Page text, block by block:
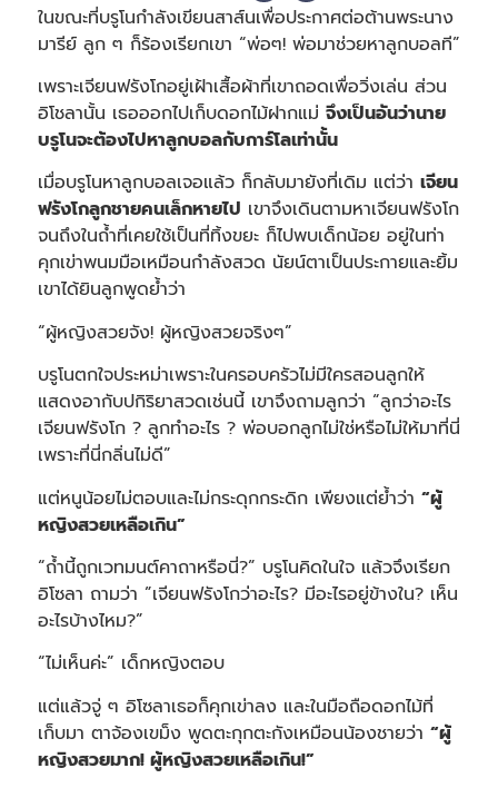
ในขณะที่บรูโนกำลังเขียนสาส์นเพื่อประกาศต่อต้านพระนาง
มารีย์ ลูก ๆ ก็ร้องเรียกเขา “พ่อๆ! พ่อมาช่วยหาลูกบอลที”
เพราะเจียนฟรังโกอยู่เฝ้าเสื้อผ้าที่เขาถอดเพื่อวิ่งเล่น ส่วน
อิโชลานั้น เธอออกไปเก็บดอกไม้ฝากแม่ จึงเป็นอันว่านาย
บรูโนจะต้องไปหาลูกบอลกับการ์โลเท่านั้น
เมื่อบรูโนหาลูกบอลเจอแล้ว ก็กลับมายังที่เดิม แต่ว่า เจียน
ฟรังโกลูกชายคนเล็กหายไป เขาจึงเดินตามหาเจียนฟรังโก
จนถึงในถ้ำที่เคยใช้เป็นที่ทิ้งขยะ ก็ไปพบเด็กน้อย อยู่ในท่า
คุกเข่าพนมมือเหมือนกำลังสวด นัยน์ตาเป็นประกายและยิ้ม
เขาได้ยินลูกพูดย้ำว่า
“ผู้หญิงสวยจัง! ผู้หญิงสวยจริงๆ”
บรูโนตกใจประหม่าเพราะในครอบครัวไม่มีใครสอนลูกให้
แสดงอากับปกิริยาสวดเช่นนี้ เขาจึงถามลูกว่า “ลูกว่าอะไร
เจียนฟรังโก ? ลูกทำอะไร ? พ่อบอกลูกไม่ใช่หรือไม่ให้มาที่นี่
เพราะที่นี่กลิ่นไม่ดี”
แต่หนูน้อยไม่ตอบและไม่กระดุกกระดิก เพียงแต่ย้ำว่า “ผู้
หญิงสวยเหลือเกิน”
“ถ้ำนี้ถูกเวทมนต์คาถาหรือนี่?” บรูโนคิดในใจ แล้วจึงเรียก
อิโซลา ถามว่า ”เจียนฟรังโกว่าอะไร? มีอะไรอยู่ข้างใน? เห็น
อะไรบ้างไหม?”
“ไม่เห็นค่ะ” เด็กหญิงตอบ
แต่แล้วจู่ ๆ อิโซลาเธอก็คุกเข่าลง และในมือถือดอกไม้ที่
เก็บมา ตาจ้องเขม็ง พูดตะกุกตะกังเหมือนน้องชายว่า “ผู้
หญิงสวยมาก! ผู้หญิงสวยเหลือเกิน!”